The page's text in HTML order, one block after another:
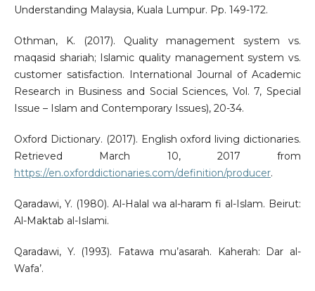
Understanding Malaysia, Kuala Lumpur. Pp. 149-172.
Othman, K. (2017). Quality management system vs.
maqasid shariah; Islamic quality management system vs.
customer satisfaction. International Journal of Academic
Research in Business and Social Sciences, Vol. 7, Special
Issue – Islam and Contemporary Issues), 20-34.
Oxford Dictionary. (2017). English oxford living dictionaries.
Retrieved March 10, 2017 from
https://en.oxforddictionaries.com/definition/producer.
Qaradawi, Y. (1980). Al-Halal wa al-haram fi al-Islam. Beirut:
Al-Maktab al-Islami.
Qaradawi, Y. (1993). Fatawa mu’asarah. Kaherah: Dar al-
Wafa’.